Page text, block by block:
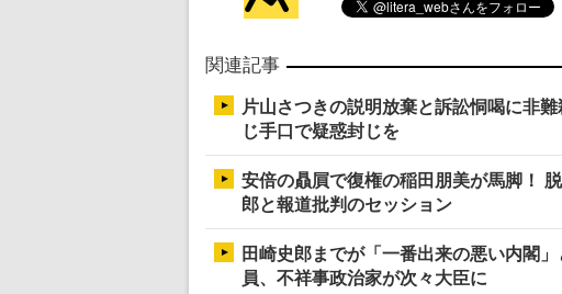
関連記事
片山さつきの説明放棄と訴訟恫喝に非
じ手口で疑惑封じを
安倍の贔屓で復権の稲田朋美が馬脚！
郎と報道批判のセッション
田崎史郎までが「一番出来の悪い内閣
員、不祥事政治家が次々大臣に